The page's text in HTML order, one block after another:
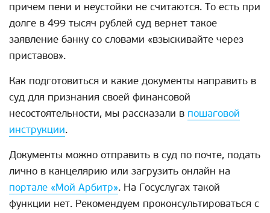
причем пени и неустойки не считаются. То есть при
долге в 499 тысяч рублей суд вернет такое
заявление банку со словами «взыскивайте через
приставов».
Как подготовиться и какие документы направить в
суд для признания своей финансовой
несостоятельности, мы рассказали в пошаговой
инструкции.
Документы можно отправить в суд по почте, подать
лично в канцелярию или загрузить онлайн на
портале «Мой Арбитр». На Госуслугах такой
функции нет. Рекомендуем проконсультироваться с